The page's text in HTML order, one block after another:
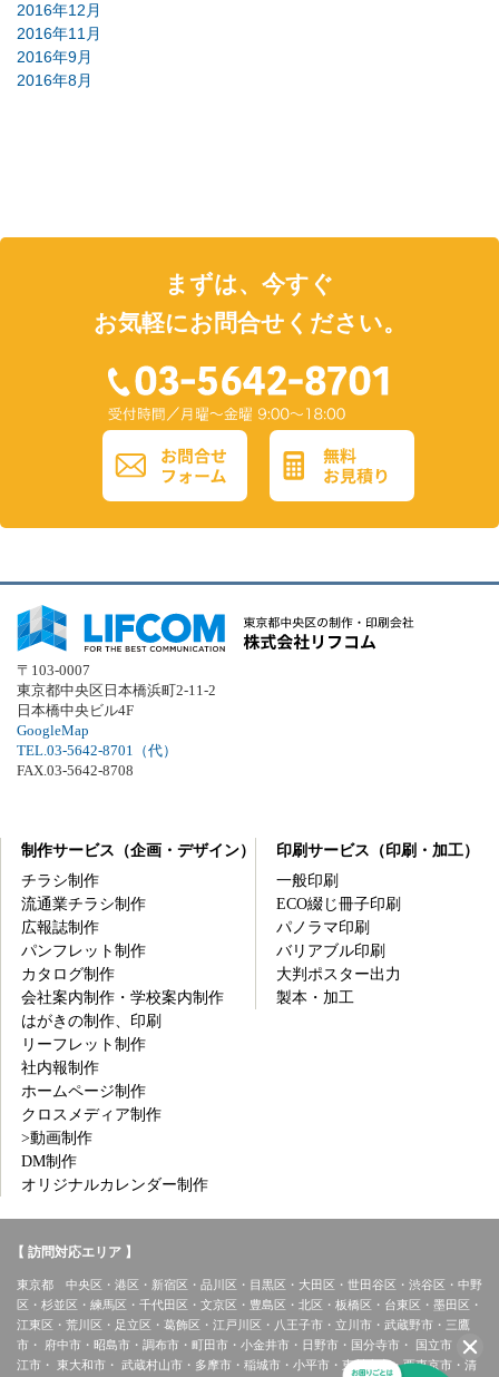
2016年12月
2016年11月
2016年9月
2016年8月
まずは、今すぐ
お気軽にお問合せください。
〒103-0007
東京都中央区日本橋浜町2-11-2
日本橋中央ビル4F
GoogleMap
TEL.03-5642-8701（代）
FAX.03-5642-8708
制作サービス（企画・デザイン）
チラシ制作
流通業チラシ制作
広報誌制作
パンフレット制作
カタログ制作
会社案内制作・学校案内制作
はがきの制作、印刷
リーフレット制作
社内報制作
ホームページ制作
クロスメディア制作
>動画制作
DM制作
オリジナルカレンダー制作
印刷サービス（印刷・加工）
一般印刷
ECO綴じ冊子印刷
パノラマ印刷
バリアブル印刷
大判ポスター出力
製本・加工
【 訪問対応エリア 】
東京都 中央区・港区・新宿区・品川区・目黒区・大田区・世田谷区・渋谷区・中野
区・杉並区・練馬区・千代田区・文京区・豊島区・北区・板橋区・台東区・墨田区・
江東区・荒川区・足立区・葛飾区・江戸川区・八王子市・立川市・武蔵野市・三鷹
市・ 府中市・昭島市・調布市・町田市・小金井市・日野市・国分寺市・ 国立市・ 狛
江市・ 東大和市・ 武蔵村山市・多摩市・稲城市・小平市・東村山市・西東京市・清